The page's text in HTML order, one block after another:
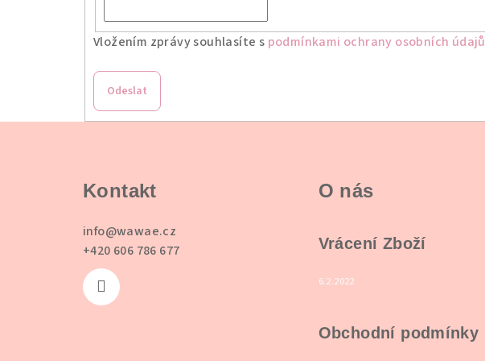
Vložením zprávy souhlasíte s podmínkami ochrany osobních údajů
Odeslat
Kontakt
info@wawae.cz
+420 606 786 677
O nás
Vrácení Zboží
6.2.2022
Obchodní podmínky